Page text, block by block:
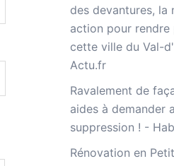
des devantures, la
action pour rendre
cette ville du Val-
Actu.fr
Ravalement de
aides à demander
suppression ! -
Rénovation en